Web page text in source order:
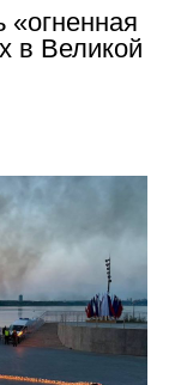
«огненная
в Великой